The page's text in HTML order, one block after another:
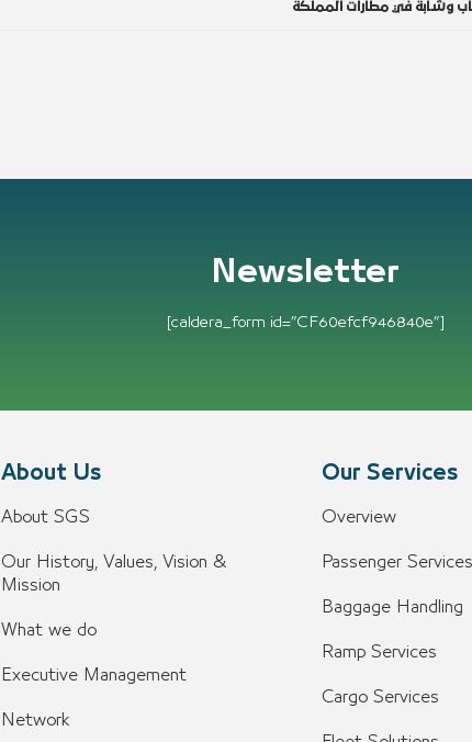
وشابة في مطارات المملكة
Newsletter
[caldera_form id=”CF60efcf946840e”]
About Us
About SGS
Our History, Values, Vision &
Mission
What we do
Executive Management
Network
Our Services
Overview
Passenger Services
Baggage Handling
Ramp Services
Cargo Services